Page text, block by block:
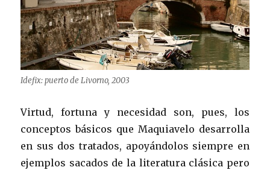
Idefix: puerto de Livorno, 2003
Virtud, fortuna y necesidad son, pues, los
conceptos básicos que Maquiavelo desarrolla
en sus dos tratados, apoyándolos siempre en
ejemplos sacados de la literatura clásica pero